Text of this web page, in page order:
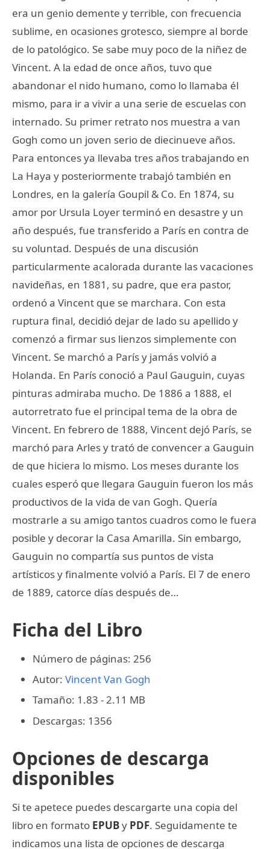
era un genio demente y terrible, con frecuencia
sublime, en ocasiones grotesco, siempre al borde
de lo patológico. Se sabe muy poco de la niñez de
Vincent. A la edad de once años, tuvo que
abandonar el nido humano, como lo llamaba él
mismo, para ir a vivir a una serie de escuelas con
internado. Su primer retrato nos muestra a van
Gogh como un joven serio de diecinueve años.
Para entonces ya llevaba tres años trabajando en
La Haya y posteriormente trabajó también en
Londres, en la galería Goupil & Co. En 1874, su
amor por Ursula Loyer terminó en desastre y un
año después, fue transferido a París en contra de
su voluntad. Después de una discusión
particularmente acalorada durante las vacaciones
navideñas, en 1881, su padre, que era pastor,
ordenó a Vincent que se marchara. Con esta
ruptura final, decidió dejar de lado su apellido y
comenzó a firmar sus lienzos simplemente con
Vincent. Se marchó a París y jamás volvió a
Holanda. En París conoció a Paul Gauguin, cuyas
pinturas admiraba mucho. De 1886 a 1888, el
autorretrato fue el principal tema de la obra de
Vincent. En febrero de 1888, Vincent dejó París, se
marchó para Arles y trató de convencer a Gauguin
de que hiciera lo mismo. Los meses durante los
cuales esperó que llegara Gauguin fueron los más
productivos de la vida de van Gogh. Quería
mostrarle a su amigo tantos cuadros como le fuera
posible y decorar la Casa Amarilla. Sin embargo,
Gauguin no compartía sus puntos de vista
artísticos y finalmente volvió a París. El 7 de enero
de 1889, catorce días después de…
Ficha del Libro
Número de páginas: 256
Autor: Vincent Van Gogh
Tamaño: 1.83 - 2.11 MB
Descargas: 1356
Opciones de descarga
disponibles
Si te apetece puedes descargarte una copia del
libro en formato EPUBy PDF. Seguidamente te
indicamos una lista de opciones de descarga